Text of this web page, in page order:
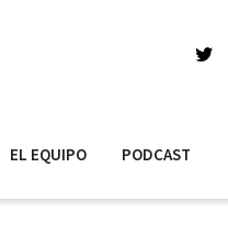
EL EQUIPO PODCAST